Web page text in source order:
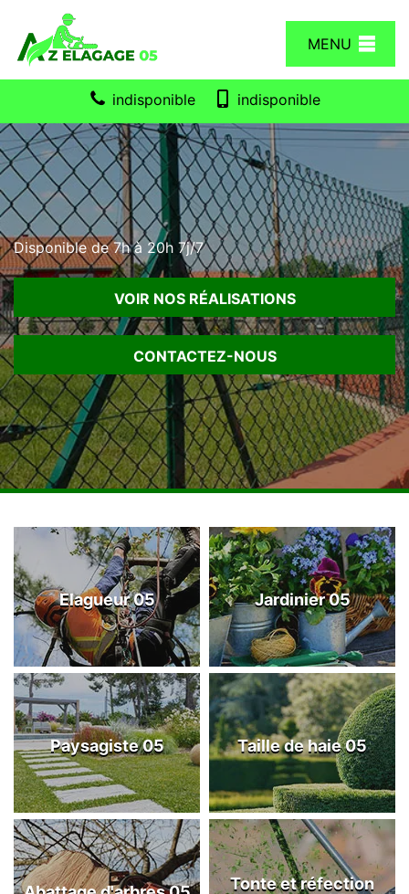
MENU
indisponible indisponible
Disponible de 7h à 20h 7j/7
VOIR NOS RÉALISATIONS
CONTACTEZ-NOUS
Elagueur 05 Jardinier 05
Paysagiste 05 Taille de haie 05
Tonte et réfection